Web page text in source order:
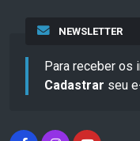
NEWSLETTER
Para receber os
Cadastrar seu